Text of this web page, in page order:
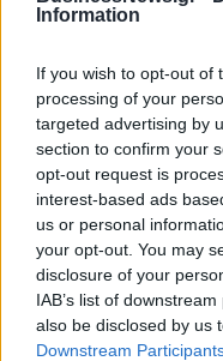
Information
If you wish to opt-out of
processing of your
targeted advertising by
section to confirm your
opt-out request is
interest-based ads
us or personal
your opt-out. You may
disclosure of your
IAB’s list of
also be disclosed by us
Downstream
Metlen: Ρεκόρ EBITDA στο
Χρηματοδότηση 8 εκατ.
σε 843 μέσα ενημέρωσης-
Ξεκίνησε το πενταετές
πρόγραμμα ενίσχυσης του
Τύπου
IAB Hellas: Νέα Διοικούσα